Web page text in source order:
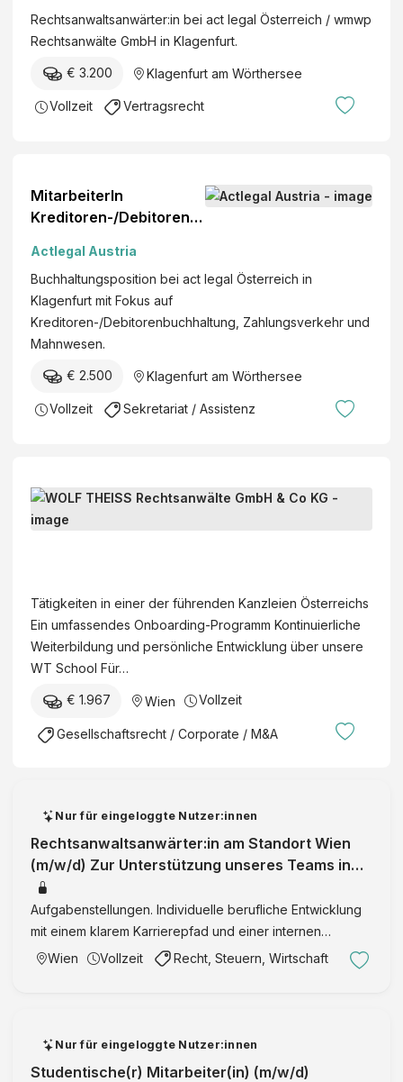
R
O
A
e
n
r
V
e
r
s
h
n
g
p
p
e
Rechtsanwaltsanwärter:in bei act legal Österreich / wmwp
Rechtsanwälte GmbH in Klagenfurt.
€ 3.200 Klagenfurt am Wörthersee
Vollzeit Vertragsrecht
MitarbeiterIn
Kreditoren-/Debitorenb
Actlegal Austria
Buchhaltungsposition bei act legal Österreich in
Klagenfurt mit Fokus auf
Kreditoren-/Debitorenbuchhaltung, Zahlungsverkehr und
Mahnwesen.
€ 2.500 Klagenfurt am Wörthersee
Vollzeit Sekretariat / Assistenz
L
e
I
n
t
e
s
2
0
2
7
L
F
T
H
h
t
ä
m
Tätigkeiten in einer der führenden Kanzleien Österreichs
Ein umfassendes Onboarding-Programm Kontinuierliche
Weiterbildung und persönliche Entwicklung über unsere
WT School Für…
€ 1.967 Wien Vollzeit
Gesellschaftsrecht / Corporate / M&A
Nur für eingeloggte Nutzer:innen
Rechtsanwaltsanwärter:in am Standort Wien
(m/w/d) Zur Unterstützung unseres Teams in
Wien suchen wir zum ehestmöglichen
Aufgabenstellungen. Individuelle berufliche Entwicklung
mit einem klarem Karrierepfad und einer internen
Ausbildungsakademie. Bis zu 5 Wochen bezahlten
Wien Vollzeit Recht, Steuern, Wirtschaft
Nur für eingeloggte Nutzer:innen
Studentische(r) Mitarbeiter(in) (m/w/d)